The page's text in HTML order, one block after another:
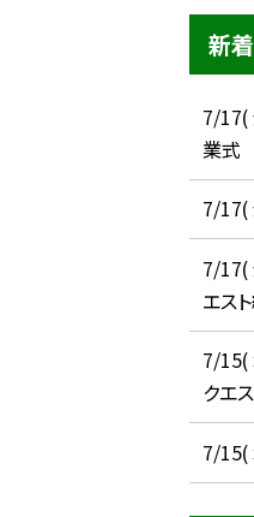
新
7/17(
業式
7/17(
7/17(
エス
7/15(
クエ
7/15(